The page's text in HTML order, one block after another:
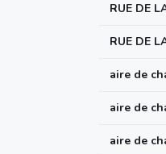
RUE DE
RUE DE
aire de
aire de
aire de